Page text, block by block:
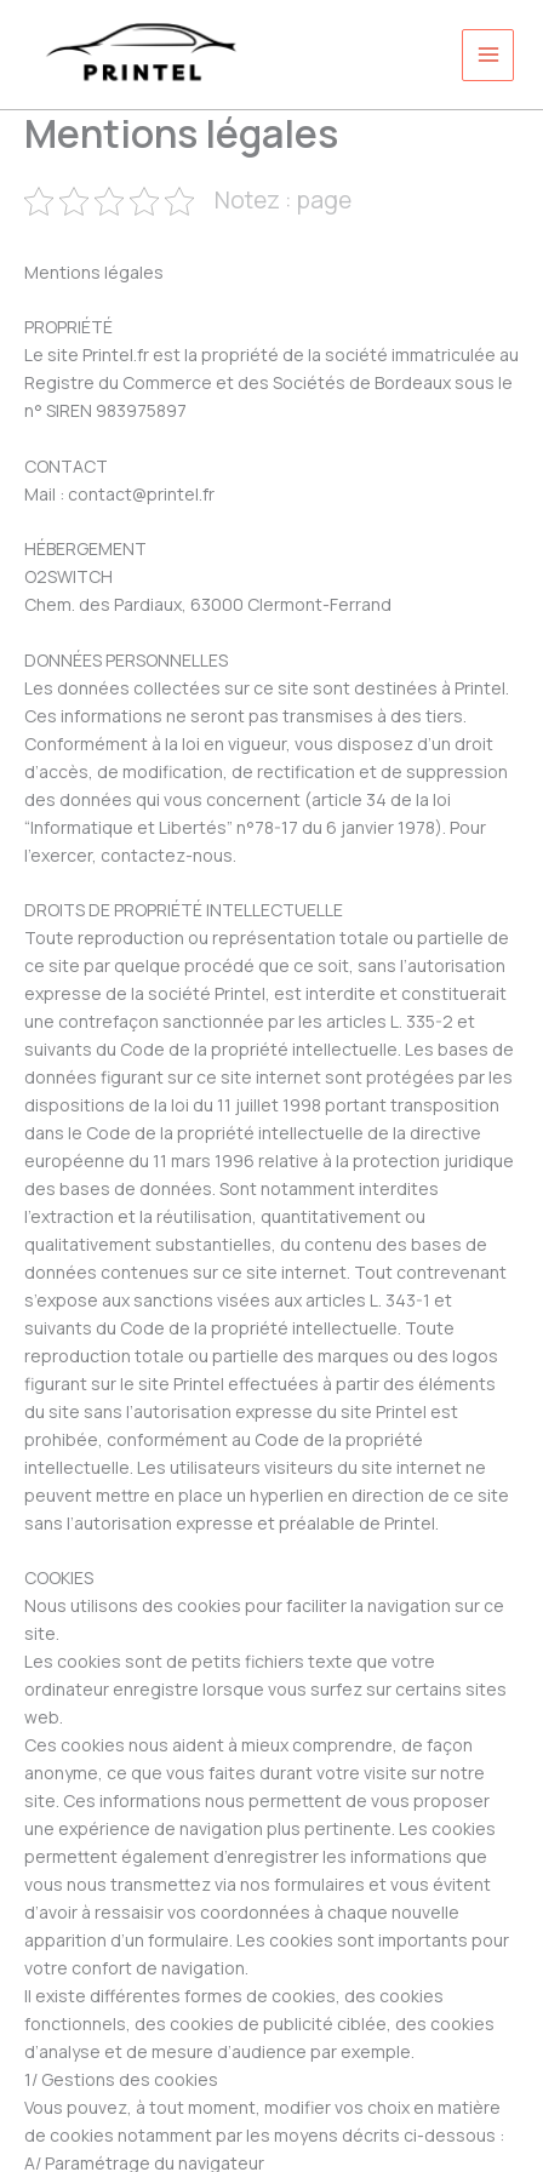
Mentions légales
Notez : page
Mentions légales
PROPRIÉTÉ
Le site Printel.fr est la propriété de la société immatriculée au
Registre du Commerce et des Sociétés de Bordeaux sous le
n° SIREN 983975897
CONTACT
Mail : contact@printel.fr
HÉBERGEMENT
O2SWITCH
Chem. des Pardiaux, 63000 Clermont-Ferrand
DONNÉES PERSONNELLES
Les données collectées sur ce site sont destinées à Printel.
Ces informations ne seront pas transmises à des tiers.
Conformément à la loi en vigueur, vous disposez d’un droit
d’accès, de modification, de rectification et de suppression
des données qui vous concernent (article 34 de la loi
“Informatique et Libertés” n°78-17 du 6 janvier 1978). Pour
l’exercer, contactez-nous.
DROITS DE PROPRIÉTÉ INTELLECTUELLE
Toute reproduction ou représentation totale ou partielle de
ce site par quelque procédé que ce soit, sans l’autorisation
expresse de la société Printel, est interdite et constituerait
une contrefaçon sanctionnée par les articles L. 335-2 et
suivants du Code de la propriété intellectuelle. Les bases de
données figurant sur ce site internet sont protégées par les
dispositions de la loi du 11 juillet 1998 portant transposition
dans le Code de la propriété intellectuelle de la directive
européenne du 11 mars 1996 relative à la protection juridique
des bases de données. Sont notamment interdites
l’extraction et la réutilisation, quantitativement ou
qualitativement substantielles, du contenu des bases de
données contenues sur ce site internet. Tout contrevenant
s’expose aux sanctions visées aux articles L. 343-1 et
suivants du Code de la propriété intellectuelle. Toute
reproduction totale ou partielle des marques ou des logos
figurant sur le site Printel effectuées à partir des éléments
du site sans l’autorisation expresse du site Printel est
prohibée, conformément au Code de la propriété
intellectuelle. Les utilisateurs visiteurs du site internet ne
peuvent mettre en place un hyperlien en direction de ce site
sans l’autorisation expresse et préalable de Printel.
COOKIES
Nous utilisons des cookies pour faciliter la navigation sur ce
site.
Les cookies sont de petits fichiers texte que votre
ordinateur enregistre lorsque vous surfez sur certains sites
web.
Ces cookies nous aident à mieux comprendre, de façon
anonyme, ce que vous faites durant votre visite sur notre
site. Ces informations nous permettent de vous proposer
une expérience de navigation plus pertinente. Les cookies
permettent également d’enregistrer les informations que
vous nous transmettez via nos formulaires et vous évitent
d’avoir à ressaisir vos coordonnées à chaque nouvelle
apparition d’un formulaire. Les cookies sont importants pour
votre confort de navigation.
Il existe différentes formes de cookies, des cookies
fonctionnels, des cookies de publicité ciblée, des cookies
d’analyse et de mesure d’audience par exemple.
1/ Gestions des cookies
Vous pouvez, à tout moment, modifier vos choix en matière
de cookies notamment par les moyens décrits ci-dessous :
A/ Paramétrage du navigateur